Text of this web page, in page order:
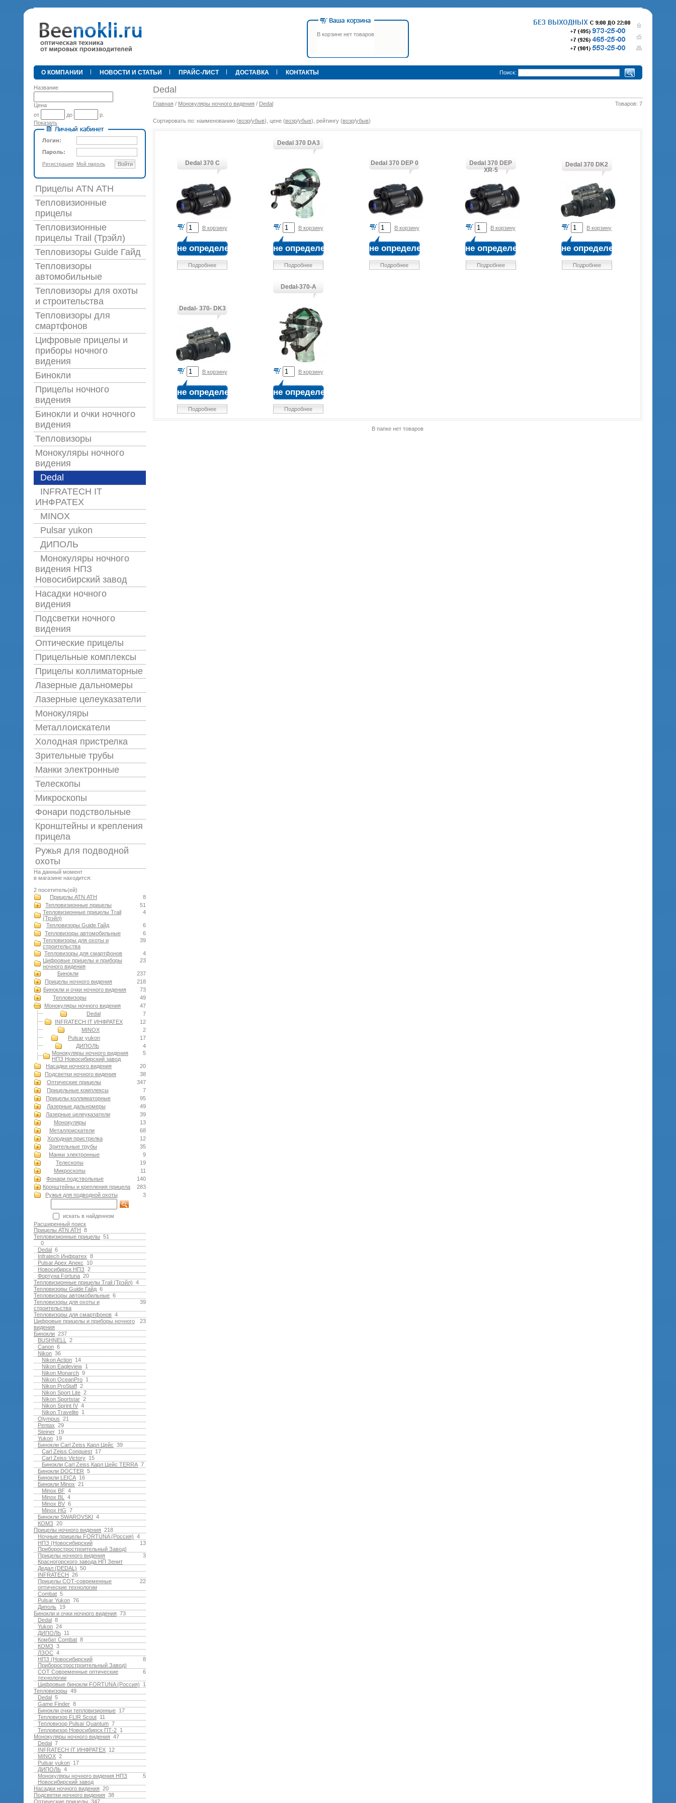
• •
В корзине нет товаров
89 000 р. 79 900 р.
3-14, день/ночь (до
600м/400м), трубка 30мм,
фото/видео, IOS/Android, до
395 000 р.
Тепловизионный прицел
О КОМПАНИИ НОВОСТИ И СТАТЬИ ПРАЙС-ЛИСТ ДОСТАВКА КОНТАКТЫ Поиск:
Название
Цена
от
до
р.
Показать
Логин:
Пароль:
Регистрация Мой пароль Войти
Прицелы ATN АТН
Тепловизионные
прицелы
Тепловизионные
прицелы Trail (Трэйл)
Тепловизоры Guide Гайд
Тепловизоры
автомобильные
Тепловизоры для охоты
и строительства
Тепловизоры для
смартфонов
Цифровые прицелы и
приборы ночного
видения
Бинокли
Прицелы ночного
видения
Бинокли и очки ночного
видения
Тепловизоры
Монокуляры ночного
видения
Dedal
INFRATECH IT
ИНФРАТЕХ
MINOX
Pulsar yukon
ДИПОЛЬ
Монокуляры ночного
видения НПЗ
Новосибирский завод
Насадки ночного
видения
Подсветки ночного
видения
Оптические прицелы
Прицельные комплексы
Прицелы коллиматорные
Лазерные дальномеры
Лазерные целеуказатели
Монокуляры
Металлоискатели
Холодная пристрелка
Зрительные трубы
Манки электронные
Телескопы
Микроскопы
Фонари подствольные
Кронштейны и крепления
прицела
Ружья для подводной
оxоты
На данный момент
в магазине находится:
2 посетитель(ей)
8
Прицелы ATN АТН
51
Тепловизионные прицелы
4
Тепловизионные прицелы Trail
(Трэйл)
6
Тепловизоры Guide Гайд
6
Тепловизоры автомобильные
39
Тепловизоры для охоты и
строительства
4
Тепловизоры для смартфонов
23
Цифровые прицелы и приборы
ночного видения
237
Бинокли
218
Прицелы ночного видения
73
Бинокли и очки ночного видения
49
Тепловизоры
47
Монокуляры ночного видения
7
Dedal
12
INFRATECH IT ИНФРАТЕХ
2
MINOX
17
Pulsar yukon
4
ДИПОЛЬ
5
Монокуляры ночного видения
НПЗ Новосибирский завод
20
Насадки ночного видения
38
Подсветки ночного видения
347
Оптические прицелы
7
Прицельные комплексы
95
Прицелы коллиматорные
49
Лазерные дальномеры
39
Лазерные целеуказатели
13
Монокуляры
68
Металлоискатели
12
Холодная пристрелка
35
Зрительные трубы
9
Манки электронные
19
Телескопы
11
Микроскопы
140
Фонари подствольные
283
Кронштейны и крепления прицела
3
Ружья для подводной оxоты
искать в найденном
Расширенный поиск
8
Прицелы ATN АТН
51
Тепловизионные прицелы
0
6
Dedal
8
Infratech Инфратех
10
Pulsar Apex Апекс
2
Новосибирск НПЗ
20
Фортуна Fortuna
4
Тепловизионные прицелы Trail (Трэйл)
6
Тепловизоры Guide Гайд
6
Тепловизоры автомобильные
39
Тепловизоры для охоты и
строительства
4
Тепловизоры для смартфонов
23
Цифровые прицелы и приборы ночного
видения
237
Бинокли
2
BUSHNELL
6
Canon
36
Nikon
14
Nikon Action
1
Nikon Eagleview
9
Nikon Monarch
1
Nikon OceanPro
2
Nikon ProStaff
2
Nikon Sport Lite
2
Nikon Sportstar
4
Nikon Sprint IV
1
Nikon Travelite
21
Olympus
29
Pentax
19
Steiner
19
Yukon
39
Бинокли Carl Zeiss Карл Цейс
17
Carl Zeiss Conquest
15
Carl Zeiss Victory
7
Бинокли Carl Zeiss Карл Цейс TERRA
5
Бинокли DOCTER
16
Бинокли LEICA
21
Бинокли Minox
4
Minox BF
4
Minox BL
6
Minox BV
7
Minox HG
4
Бинокли SWAROVSKI
20
КОМЗ
218
Прицелы ночного видения
4
Ночные прицелы FORTUNA (Россия)
13
НПЗ (Новосибирский
Приборостростроительный Завод)
3
Прицелы ночного видения
Красногорского завода НП Зенит
50
Дедал (DEDAL)
26
INFRATECH
22
Прицелы СОТ-современные
оптические технологии
5
Combat
76
Pulsar Yukon
19
Диполь
73
Бинокли и очки ночного видения
8
Dedal
24
Yukon
11
ДИПОЛЬ
8
Комбат Combat
3
КОМЗ
4
ЛЗОС
8
НПЗ (Новосибирский
Приборостростроительный Завод)
6
СОТ Современные оптические
технологии
1
Цифровые бинокли FORTUNA (Россия)
49
Тепловизоры
5
Dedal
8
Game Finder
17
Бинокли очки тепловизионные
11
Тепловизор FLIR Scout
7
Тепловизор Pulsar Quantum
1
Тепловизор Новосибирск ПТ-2
47
Монокуляры ночного видения
7
Dedal
12
INFRATECH IT ИНФРАТЕХ
2
MINOX
17
Pulsar yukon
4
ДИПОЛЬ
5
Монокуляры ночного видения НПЗ
Новосибирский завод
20
Насадки ночного видения
38
Подсветки ночного видения
347
Оптические прицелы
Dedal
Товаров: 7
Главная / Монокуляры ночного видения / Dedal
Сортировать по: наименованию (возр/убыв), цене (возр/убыв), рейтингу (возр/убыв)
Dedal 370 C
В корзину
не определена
Подробнее
Dedal 370 DA3
В корзину
не определена
Подробнее
Dedal 370 DEP 0
В корзину
не определена
Подробнее
Dedal 370 DEP
XR-5
В корзину
не определена
Подробнее
Dedal 370 DK2
В корзину
не определена
Подробнее
Dedal- 370- DK3
В корзину
не определена
Подробнее
Dedal-370-A
В корзину
не определена
Подробнее
В папке нет товаров